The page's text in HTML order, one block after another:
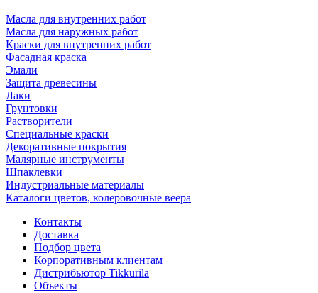
Масла для внутренних работ
Масла для наружных работ
Краски для внутренних работ
Фасадная краска
Эмали
Защита древесины
Лаки
Грунтовки
Растворители
Специальные краски
Декоративные покрытия
Малярные инструменты
Шпаклевки
Индустриальные материалы
Каталоги цветов, колеровочные веера
Контакты
Доставка
Подбор цвета
Корпоративным клиентам
Дистрибьютор Tikkurila
Объекты